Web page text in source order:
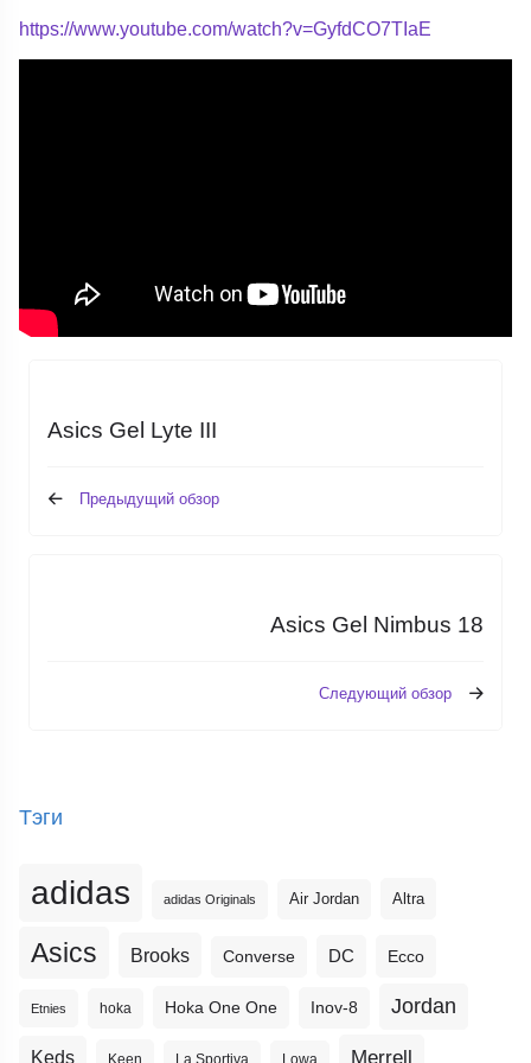
https://www.youtube.com/watch?v=GyfdCO7TIaE
Asics Gel Lyte III
Предыдущий обзор
Asics Gel Nimbus 18
Следующий обзор
Тэги
adidas adidas Originals Air Jordan Altra
Asics Brooks Converse DC Ecco
Etnies hoka Hoka One One Inov-8 Jordan
Keds Keen La Sportiva Lowa Merrell